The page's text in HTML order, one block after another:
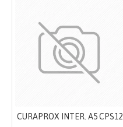
CURAPROX INTER. A5 CPS12